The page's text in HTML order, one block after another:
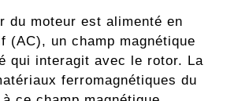
du moteur est alimenté en
(AC), un champ magnétique
qui interagit avec le rotor. La
ferromagnétiques du